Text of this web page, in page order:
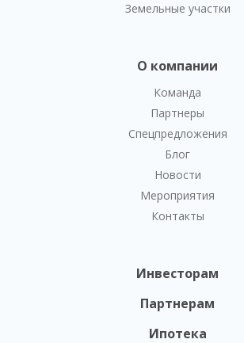
Земельные участки
О компании
Команда
Партнеры
Спецпредложения
Блог
Новости
Мероприятия
Контакты
Инвесторам
Партнерам
Ипотека